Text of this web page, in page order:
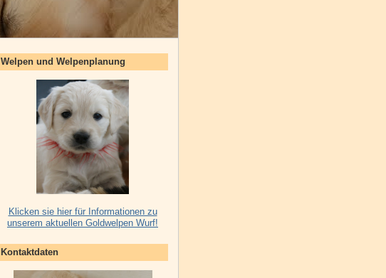
Welpen und Welpenplanung
Klicken sie hier für Informationen zu
unserem aktuellen Goldwelpen Wurf!
Kontaktdaten